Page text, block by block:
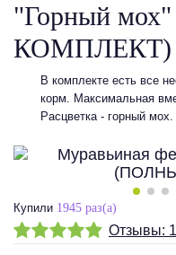
"Горный
КОМПЛЕКТ)
В комплекте есть все
корм. Максимальная
Расцветка - горный мох.
Купили 1945 раз(а)
Отзывы: